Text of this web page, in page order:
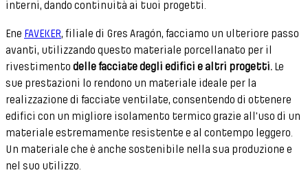
interni, dando continuità ai tuoi progetti.
Ene FAVEKER, filiale di Gres Aragón, facciamo un ulteriore passo
avanti, utilizzando questo materiale porcellanato per il
rivestimento delle facciate degli edifici e altri progetti. Le
sue prestazioni lo rendono un materiale ideale per la
realizzazione di facciate ventilate, consentendo di ottenere
edifici con un migliore isolamento termico grazie all'uso di un
materiale estremamente resistente e al contempo leggero.
Un materiale che è anche sostenibile nella sua produzione e
nel suo utilizzo.